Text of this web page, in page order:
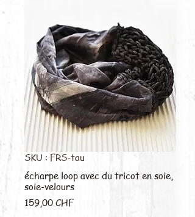
SKU : FRS-tau
écharpe loop avec du tricot en soie,
soie-velours
159,00 CHFPrix